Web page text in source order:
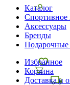
Каталог
Спортивное
Аксессуары
Бренды
Подарочные
Избранное
Корзина
Доставка и